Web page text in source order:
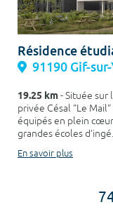
Résidence
91190 Gif-
19.25 km- Située sur
privée Césal "Le
équipés en plein
grandes écoles
En savoir plus